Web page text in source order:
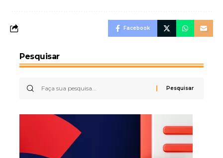
Facebook
Pesquisar